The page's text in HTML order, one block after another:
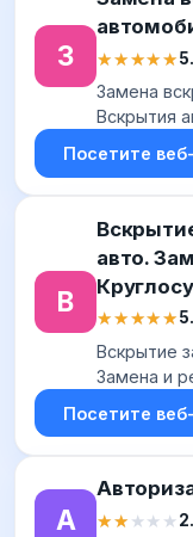
З ★★★★★
★★★★★
Замена
Вскрытия
Посетите
В
авто.
★★★★★
★★★★★
Вскрытие
Замена и
Посетите
А ★★★★★
★★★★★